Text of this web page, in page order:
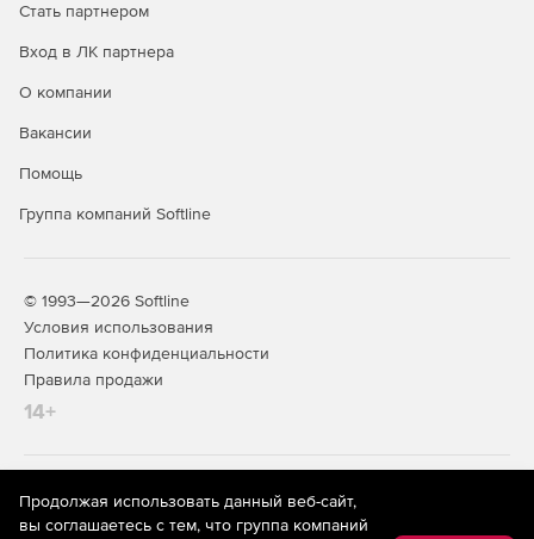
Стать партнером
Вход в ЛК партнера
О компании
Вакансии
Помощь
Группа компаний Softline
© 1993—2026 Softline
Условия использования
Политика конфиденциальности
Правила продажи
14+
На информационном ресурсе store.softline.ru применяются
рекомендательные технологии
(информационные технологии
предоставления информации на основе сбора,
Продолжая использовать данный веб-сайт,
вы соглашаетесь с тем, что группа компаний